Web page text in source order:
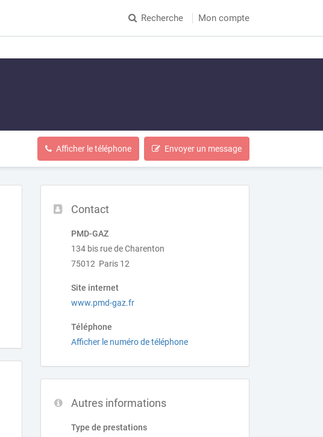
Recherche Mon compte
Afficher le téléphone Envoyer un message
Contact
PMD-GAZ
134 bis rue de Charenton
75012 Paris 12
Site internet
www.pmd-gaz.fr
Téléphone
Afficher le numéro de téléphone
Autres informations
Type de prestations